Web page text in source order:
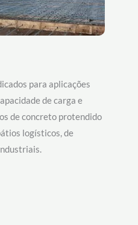
para aplicações
de carga e
de concreto protendido
logísticos, de